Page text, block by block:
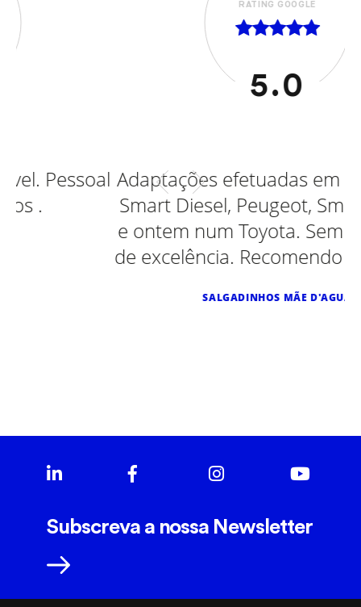
RATING GOOGLE
Adaptações efetuadas em Ford, Opel,
Smart Diesel, Peugeot, Smart eletrico
e ontem num Toyota. Sempre serviço
de excelência. Recomendo vivamente.
SALGADINHOS MÃE D'AGUA
Subscreva a nossa Newsletter